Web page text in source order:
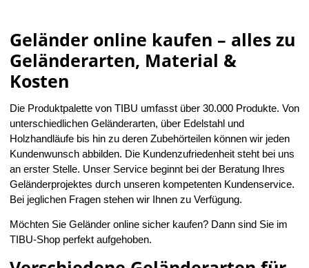
Geländer online kaufen – alles zu
Geländerarten, Material &
Kosten
Die Produktpalette von TIBU umfasst über 30.000 Produkte. Von
unterschiedlichen Geländerarten, über Edelstahl und
Holzhandläufe bis hin zu deren Zubehörteilen können wir jeden
Kundenwunsch abbilden. Die Kundenzufriedenheit steht bei uns
an erster Stelle. Unser Service beginnt bei der Beratung Ihres
Geländerprojektes durch unseren kompetenten Kundenservice.
Bei jeglichen Fragen stehen wir Ihnen zu Verfügung.
Möchten Sie Geländer online sicher kaufen? Dann sind Sie im
TIBU-Shop perfekt aufgehoben.